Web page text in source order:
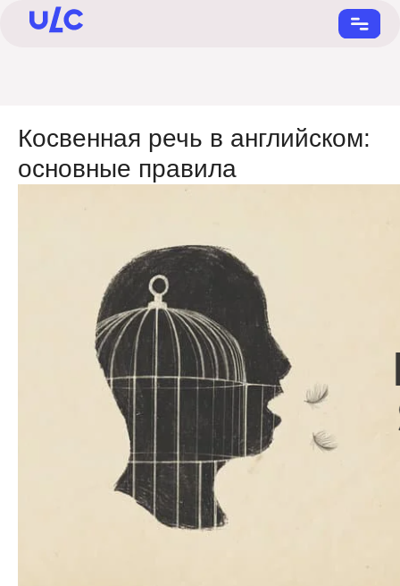
Косвенная речь в английском:
основные правила